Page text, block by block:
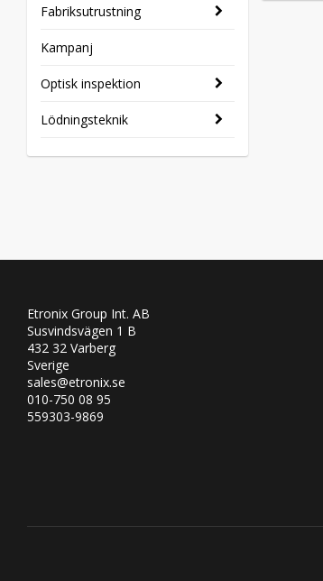
Fabriksutrustning
Kampanj
Optisk inspektion
Lödningsteknik
Etronix Group Int. AB
Susvindsvägen 1 B
432 32 Varberg
Sverige
sales@etronix.se
010-750 08 95
559303-9869